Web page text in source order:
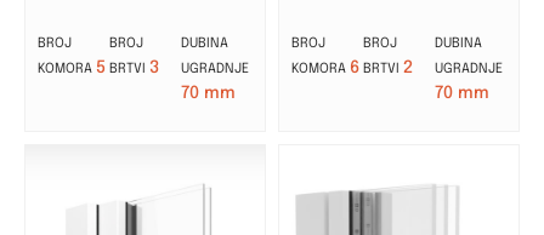
BROJ
KOMORA 5
BROJ
BRTVI 3
DUBINA
UGRADNJE
70 mm
BROJ
KOMORA 6
BROJ
BRTVI 2
DUBINA
UGRADNJE
70 mm